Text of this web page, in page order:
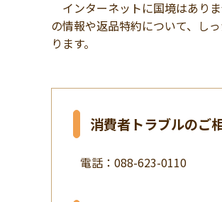
インターネットに国境はあり
の情報や返品特約について、し
ります。
消費者トラブルのご
電話：088-623-0110